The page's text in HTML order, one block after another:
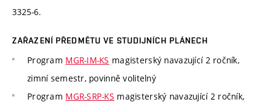
3325-6.
ZAŘAZENÍ PŘEDMĚTU VE STUDIJNÍCH PLÁNECH
Program MGR-IM-KS magisterský navazující 2 ročník,
zimní semestr, povinně volitelný
Program MGR-SRP-KS magisterský navazující 2 ročník,